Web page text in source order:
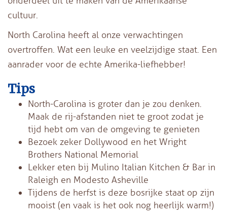
cultuur.
North Carolina heeft al onze verwachtingen
overtroffen. Wat een leuke en veelzijdige staat. Een
aanrader voor de echte Amerika-liefhebber!
Tips
North-Carolina is groter dan je zou denken.
Maak de rij-afstanden niet te groot zodat je
tijd hebt om van de omgeving te genieten
Bezoek zeker Dollywood en het Wright
Brothers National Memorial
Lekker eten bij Mulino Italian Kitchen & Bar in
Raleigh en Modesto Asheville
Tijdens de herfst is deze bosrijke staat op zijn
mooist (en vaak is het ook nog heerlijk warm!)